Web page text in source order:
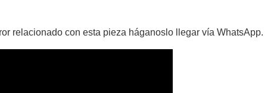
relacionado con esta pieza háganoslo llegar vía WhatsApp.